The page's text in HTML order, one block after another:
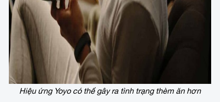
Hiệu ứng Yoyo có thể gây ra tình trạng thèm ăn hơn